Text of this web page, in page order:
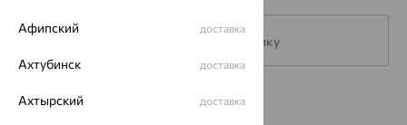
Подписаться на рассылку
Каталог
Афипский доставка
Ахтубинск доставка
Ахтырский доставка